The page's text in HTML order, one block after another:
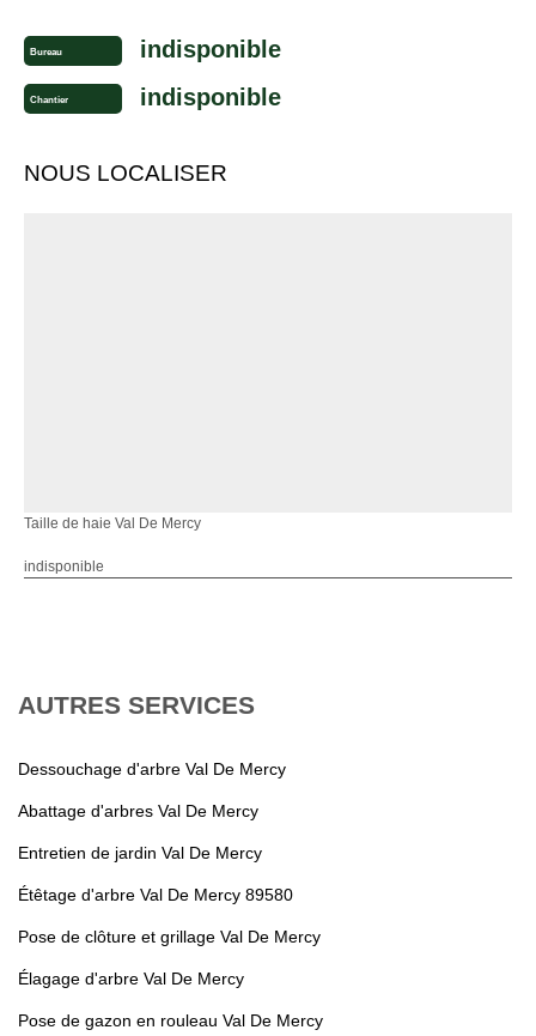
Bureau indisponible
Chantier indisponible
NOUS LOCALISER
Taille de haie Val De Mercy
indisponible
AUTRES SERVICES
Dessouchage d'arbre Val De Mercy
Abattage d'arbres Val De Mercy
Entretien de jardin Val De Mercy
Étêtage d'arbre Val De Mercy 89580
Pose de clôture et grillage Val De Mercy
Élagage d'arbre Val De Mercy
Pose de gazon en rouleau Val De Mercy